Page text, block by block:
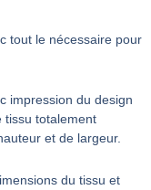
tout le nécessaire pour
impression du design
tissu totalement
et de largeur.
du tissu et